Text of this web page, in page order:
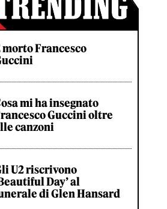
morto Francesco
mi ha insegnato
Guccini oltre
canzoni
U2 riscrivono
Day’ al
di Glen Hansard